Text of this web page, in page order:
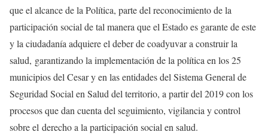
que el alcance de la Política, parte del reconocimiento de la
participación social de tal manera que el Estado es garante de este
y la ciudadanía adquiere el deber de coadyuvar a construir la
salud, garantizando la implementación de la política en los 25
municipios del Cesar y en las entidades del Sistema General de
Seguridad Social en Salud del territorio, a partir del 2019 con los
procesos que dan cuenta del seguimiento, vigilancia y control
sobre el derecho a la participación social en salud.